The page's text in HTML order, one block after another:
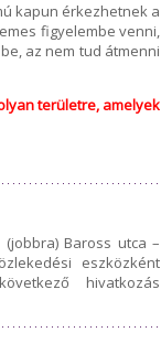
kapun érkezhetnek a
figyelembe venni,
az nem tud átmenni
területre, amelyek
Baross utca –
eszközként
hivatkozás